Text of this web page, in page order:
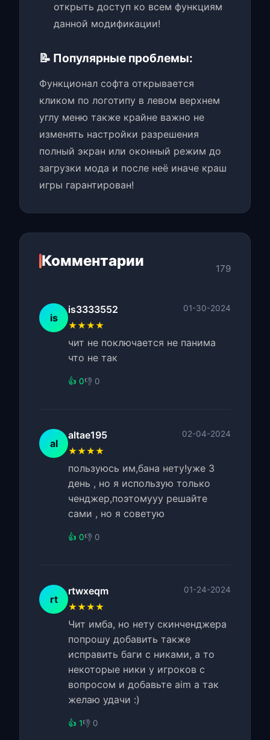
открыть доступ ко всем функциям
данной модификации!
📝 Популярные проблемы:
Функционал софта открывается
кликом по логотипу в левом верхнем
углу меню также крайне важно не
изменять настройки разрешения
полный экран или оконный режим до
загрузки мода и после неё иначе краш
игры гарантирован!
Комментарии 179
is
is3333552 01-30-2024
★★★★
чит не поключается не панима
что не так
👍 0👎 0
al
altae195 02-04-2024
★★★★
пользуюсь им,бана нету!уже 3
день , но я использую только
ченджер,поэтомууу решайте
сами , но я советую
👍 0👎 0
rt
rtwxeqm 01-24-2024
★★★★
Чит имба, но нету скинченджера
попрошу добавить также
исправить баги с никами, а то
некоторые ники у игроков с
вопросом и добавьте aim а так
желаю удачи :)
👍 1👎 0